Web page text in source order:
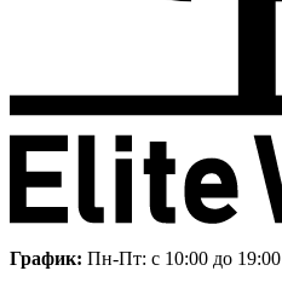
График: Пн-Пт: с 10:00 до 19:00